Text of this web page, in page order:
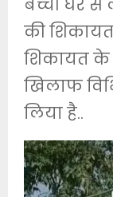
बच्ची घर से
की
शिकायत के
खिलाफ
लिया है..